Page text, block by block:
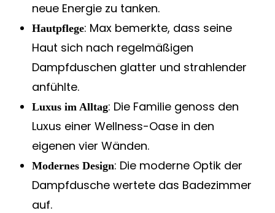
neue Energie zu tanken.
Hautpflege: Max bemerkte, dass seine
Haut sich nach regelmäßigen
Dampfduschen glatter und strahlender
anfühlte.
Luxus im Alltag: Die Familie genoss den
Luxus einer Wellness-Oase in den
eigenen vier Wänden.
Modernes Design: Die moderne Optik der
Dampfdusche wertete das Badezimmer
auf.